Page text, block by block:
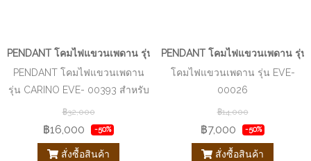
PENDANT โคมไฟแขวนเพดาน รุ่น CARINO EVE- 00393 สำหรับใส่หล
PENDANT โคมไฟแขวนเพดาน
รุ่น CARINO EVE- 00393 สำหรับ
ใส่หลอด G9 จำนวน 15 ดวง
฿32,000
฿16,000 -50%
สั่งซื้อสินค้า
PENDANT โคมไฟแขวนเพดาน รุ่
โคมไฟแขวนเพดาน รุ่น EVE-
00026
฿14,000
฿7,000 -50%
สั่งซื้อสินค้า